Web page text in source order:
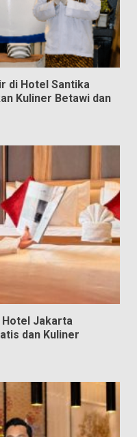
di Hotel Santika
Kuliner Betawi dan
Hotel Jakarta
dan Kuliner